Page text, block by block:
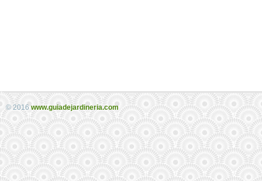
© 2016www.guiadejardineria.com